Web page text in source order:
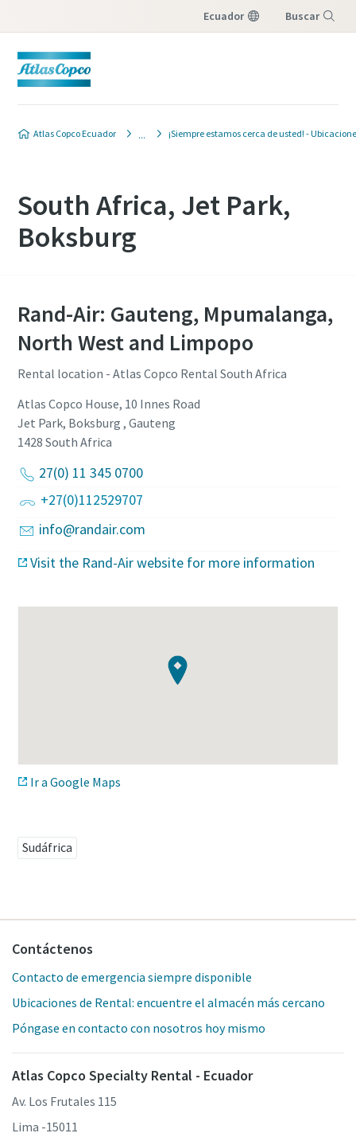
Ecuador Buscar
Atlas Copco Ecuador ¡Siempre estamos cerca de usted! -
South Africa, Jet Park,
Boksburg
Rand-Air: Gauteng, Mpumalanga,
North West and Limpopo
Rental location - Atlas Copco Rental South Africa
Atlas Copco House, 10 Innes Road
Jet Park, Boksburg , Gauteng
1428 South Africa
27(0) 11 345 0700
+27(0)112529707
info@randair.com
Visit the Rand-Air website for more information
Ir a Google Maps
Sudáfrica
Contáctenos
Contacto de emergencia siempre disponible
Ubicaciones de Rental: encuentre el almacén más cercano
Póngase en contacto con nosotros hoy mismo
Atlas Copco Specialty Rental - Ecuador
Av. Los Frutales 115
Lima -15011